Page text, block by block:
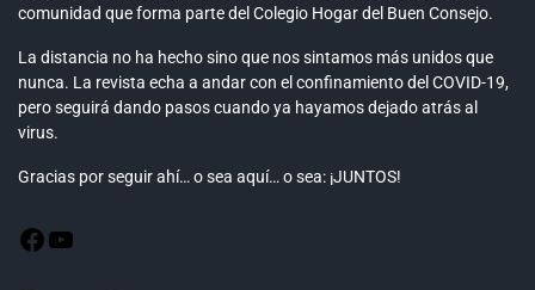
comunidad que forma parte del Colegio Hogar del Buen Consejo.
La distancia no ha hecho sino que nos sintamos más unidos que
nunca. La revista echa a andar con el confinamiento del COVID-19,
pero seguirá dando pasos cuando ya hayamos dejado atrás al
virus.
Gracias por seguir ahí… o sea aquí… o sea: ¡JUNTOS!